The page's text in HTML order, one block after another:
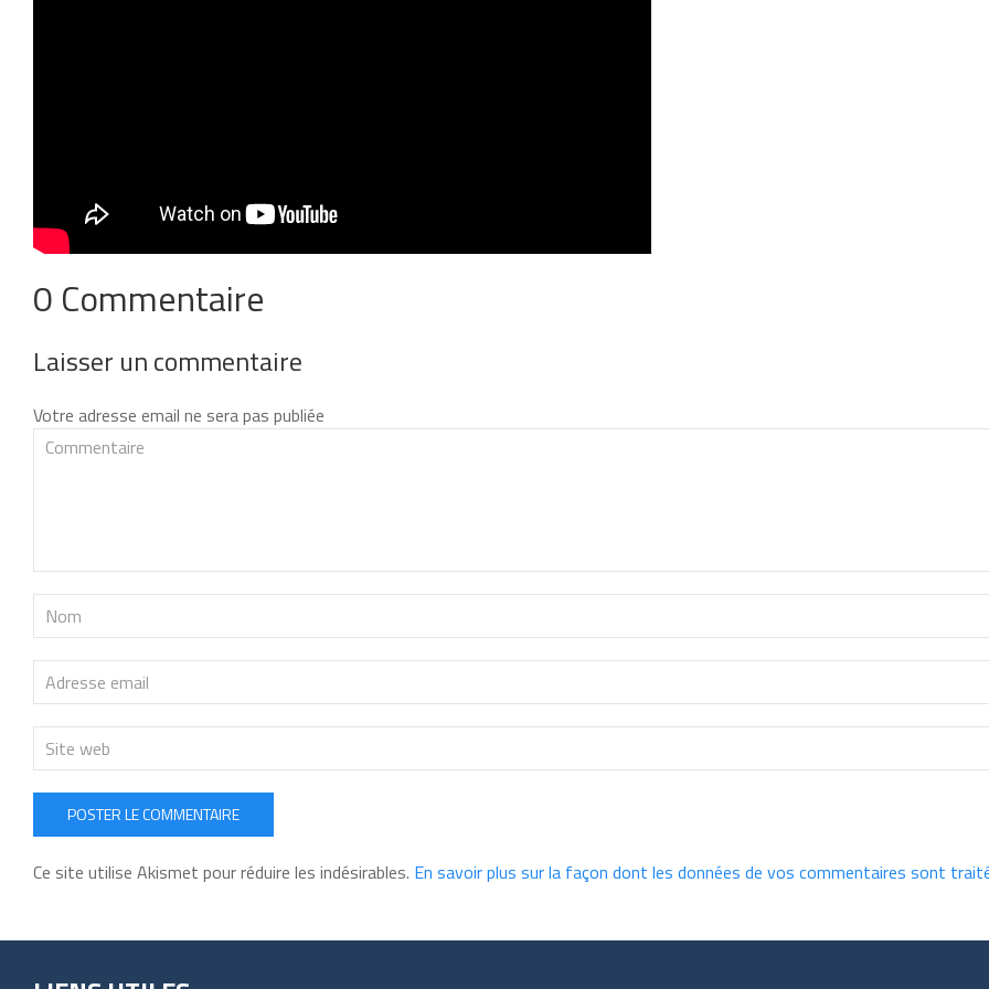
0 Commentaire
Laisser un commentaire
Votre adresse email ne sera pas publiée
POSTER LE COMMENTAIRE
Ce site utilise Akismet pour réduire les indésirables. En savoir plus sur la façon dont les données de vos commentaires sont